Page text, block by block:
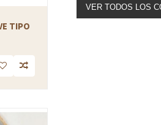
TIPO
VER TODOS LOS